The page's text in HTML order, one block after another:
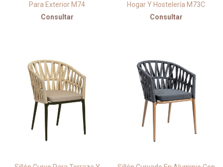
Para Exterior M74
Consultar
Hogar Y Hostelería M73C
Consultar